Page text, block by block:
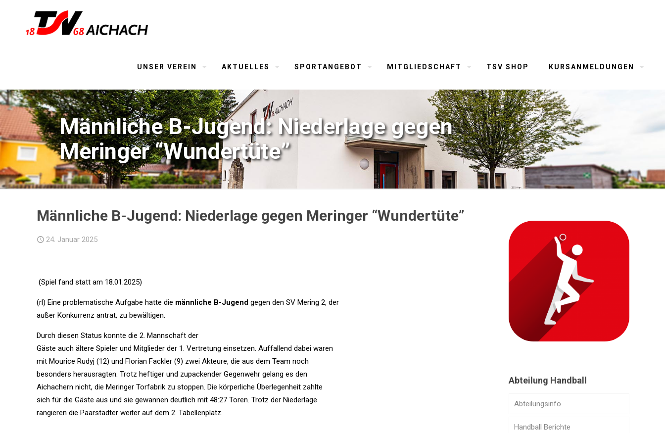
UNSER VEREIN AKTUELLES SPORTANGEBOT MITGLIEDSCHAFT TSV SHOP KURSANMELDUNGEN
Männliche B-Jugend: Niederlage gegen
Meringer “Wundertüte”
Männliche B-Jugend: Niederlage gegen Meringer “Wundertüte”
24. Januar 2025
(Spiel fand statt am 18.01.2025)
(rl) Eine problematische Aufgabe hatte die männliche B-Jugend gegen den SV Mering 2, der
außer Konkurrenz antrat, zu bewältigen.
Durch diesen Status konnte die 2. Mannschaft der
Gäste auch ältere Spieler und Mitglieder der 1. Vertretung einsetzen. Auffallend dabei waren
mit Mourice Rudyj (12) und Florian Fackler (9) zwei Akteure, die aus dem Team noch
besonders herausragten. Trotz heftiger und zupackender Gegenwehr gelang es den
Aichachern nicht, die Meringer Torfabrik zu stoppen. Die körperliche Überlegenheit zahlte
sich für die Gäste aus und sie gewannen deutlich mit 48:27 Toren. Trotz der Niederlage
rangieren die Paarstädter weiter auf dem 2. Tabellenplatz.
Abteilung Handball
Abteilungsinfo
Handball Berichte